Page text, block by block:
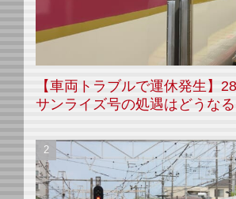
【車両トラブルで運休発生】
サンライズ号の処遇はどうなる